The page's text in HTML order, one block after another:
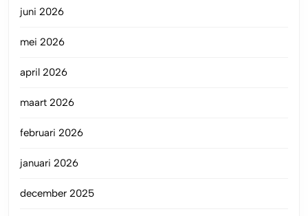
juni 2026
mei 2026
april 2026
maart 2026
februari 2026
januari 2026
december 2025